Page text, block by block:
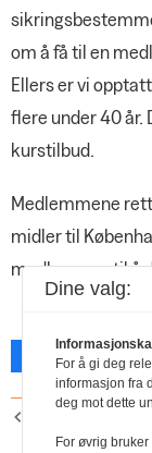
om å få til en
Ellers er vi
flere under 40 år.
kurstilbud.
Medlemmene
midler til
medlemmer til å
Facebook X
Landsmøte i
Dine valg:
For å gi deg
informasjon fra
deg mot dette
For øvrig